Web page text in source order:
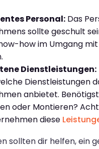
Personal: Das
sollte geschult
how im Umgang
Dienstleistungen:
Dienstleistungen
anbietet.
oder Montieren?
diese
sollten dir helfen, ein